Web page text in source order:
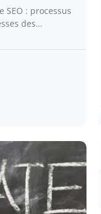
SEO : processus
des…